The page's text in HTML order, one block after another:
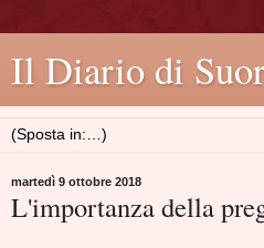
Il Diario di
martedì 9 ottobre 2018
L'importanza della